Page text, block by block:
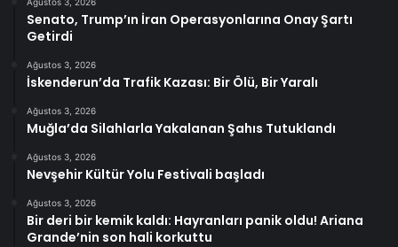
Senato, Trump’ın İran Operasyonlarına Onay Şartı
Getirdi
Ağustos 3, 2026
İskenderun’da Trafik Kazası: Bir Ölü, Bir Yaralı
Ağustos 3, 2026
Muğla’da Silahlarla Yakalanan Şahıs Tutuklandı
Ağustos 3, 2026
Nevşehir Kültür Yolu Festivali başladı
Ağustos 3, 2026
Bir deri bir kemik kaldı: Hayranları panik oldu! Ariana
Grande’nin son hali korkuttu